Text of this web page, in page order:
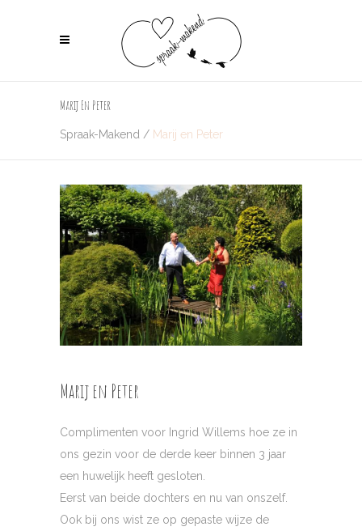
Marij En Peter
Spraak-Makend / Marij en Peter
Marij en Peter
Complimenten voor Ingrid Willems hoe ze in
ons gezin voor de derde keer binnen 3 jaar
een huwelijk heeft gesloten.
Eerst van beide dochters en nu van onszelf.
Ook bij ons wist ze op gepaste wijze de